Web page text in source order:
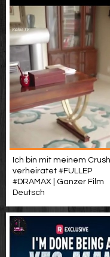
Ich bin mit meinem Crush
verheiratet #FULLEP
#DRAMAX | Ganzer Film
Deutsch